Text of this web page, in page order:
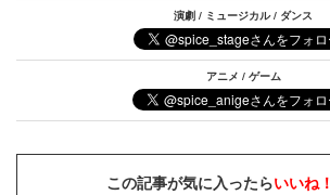
演劇 / ミュージカル / ダンス
アニメ / ゲーム
この記事が気に入ったらいいね！